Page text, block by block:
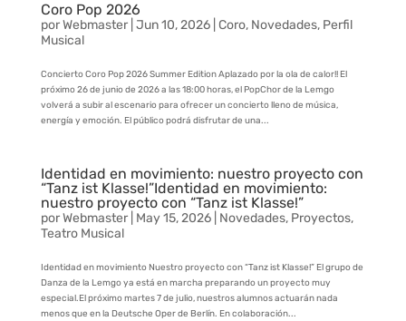
Coro Pop 2026
porWebmaster| Jun 10, 2026| Coro, Novedades, Perfil
Musical
Concierto Coro Pop 2026 Summer Edition Aplazado por la ola de calor!! El
próximo 26 de junio de 2026 a las 18:00 horas, el PopChor de la Lemgo
volverá a subir al escenario para ofrecer un concierto lleno de música,
energía y emoción. El público podrá disfrutar de una...
Identidad en movimiento: nuestro proyecto con
“Tanz ist Klasse!”Identidad en movimiento:
nuestro proyecto con “Tanz ist Klasse!”
porWebmaster| May 15, 2026| Novedades, Proyectos,
Teatro Musical
Identidad en movimiento Nuestro proyecto con “Tanz ist Klasse!” El grupo de
Danza de la Lemgo ya está en marcha preparando un proyecto muy
especial.El próximo martes 7 de julio, nuestros alumnos actuarán nada
menos que en la Deutsche Oper de Berlín. En colaboración...